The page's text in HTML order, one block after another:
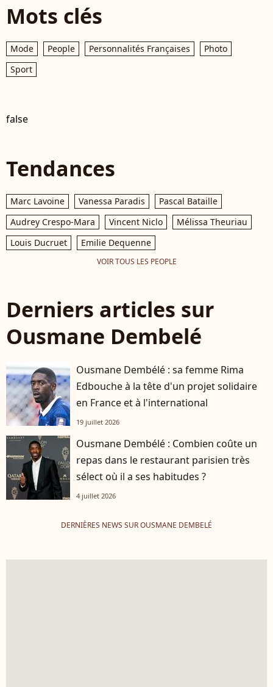
Mots clés
Mode People Personnalités Françaises
Photo
Sport
false
Tendances
Marc Lavoine Vanessa Paradis
Pascal Bataille
Audrey Crespo-Mara
Vincent Niclo
Mélissa Theuriau
Louis Ducruet
Emilie Dequenne
VOIR TOUS LES PEOPLE
Derniers articles sur
Ousmane Dembelé
Ousmane Dembélé : sa femme Rima
Edbouche à la tête d'un projet solidaire
en France et à l'international
19 juillet 2026
Ousmane Dembélé : Combien coûte un
repas dans le restaurant parisien très
sélect où il a ses habitudes ?
4 juillet 2026
DERNIÈRES NEWS SUR OUSMANE DEMBELÉ